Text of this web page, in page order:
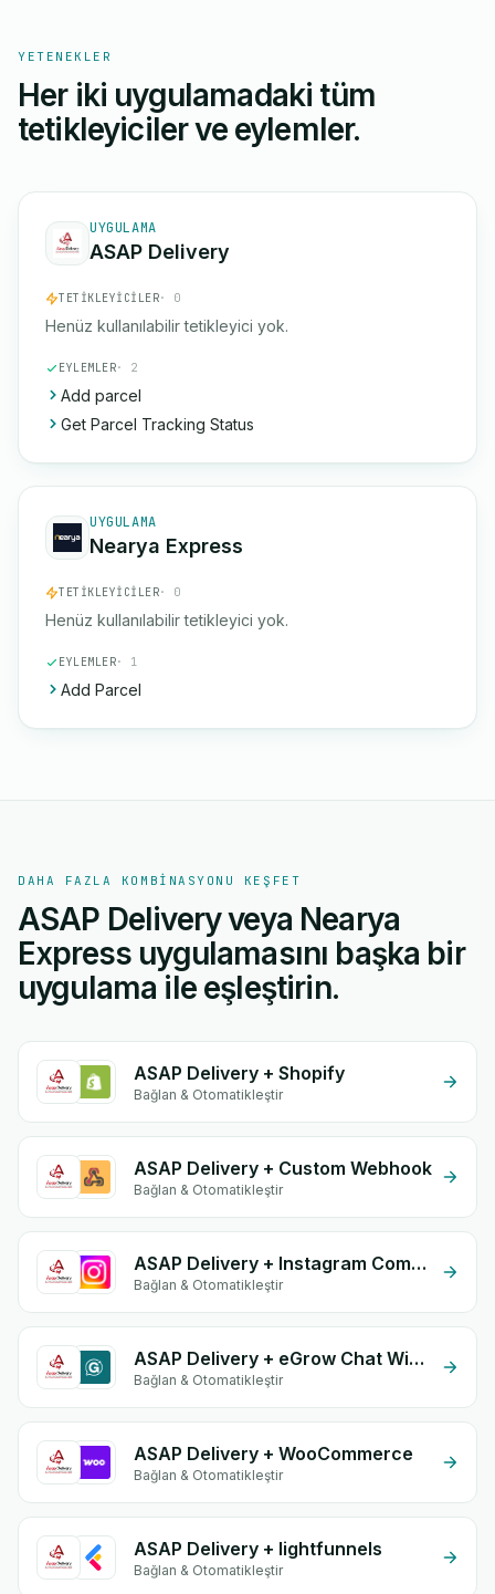
YETENEKLER
Her iki uygulamadaki tüm
tetikleyiciler ve eylemler.
UYGULAMA
ASAP Delivery
TETIKLEYICILER· 0
Henüz kullanılabilir tetikleyici yok.
EYLEMLER· 2
Add parcel
Get Parcel Tracking Status
UYGULAMA
Nearya Express
TETIKLEYICILER· 0
Henüz kullanılabilir tetikleyici yok.
EYLEMLER· 1
Add Parcel
DAHA FAZLA KOMBINASYONU KEŞFET
ASAP Delivery veya Nearya
Express uygulamasını başka bir
uygulama ile eşleştirin.
ASAP Delivery + Shopify
Bağlan & Otomatikleştir
ASAP Delivery + Custom Webhook
Bağlan & Otomatikleştir
ASAP Delivery + Instagram Comment
Bağlan & Otomatikleştir
ASAP Delivery + eGrow Chat Widget
Bağlan & Otomatikleştir
ASAP Delivery + WooCommerce
Bağlan & Otomatikleştir
ASAP Delivery + lightfunnels
Bağlan & Otomatikleştir